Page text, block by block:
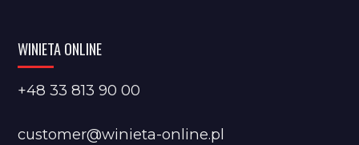
WINIETA ONLINE
+48 33 813 90 00
customer@winieta-online.pl